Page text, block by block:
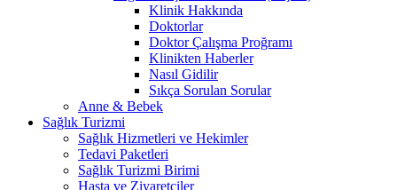
Klinik Hakkında
Doktorlar
Doktor Çalışma Proğramı
Klinikten Haberler
Nasıl Gidilir
Sıkça Sorulan Sorular
Anne & Bebek
Sağlık Turizmi
Sağlık Hizmetleri ve Hekimler
Tedavi Paketleri
Sağlık Turizmi Birimi
Hasta ve Ziyaretçiler